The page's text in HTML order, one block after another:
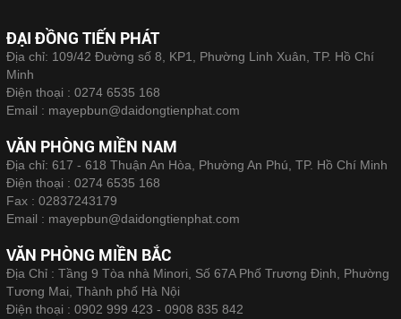
ĐẠI ĐỒNG TIẾN PHÁT
Địa chỉ: 109/42 Đường số 8, KP1, Phường Linh Xuân, TP. Hồ Chí
Minh
Điện thoại : 0274 6535 168
Email : mayepbun@daidongtienphat.com
VĂN PHÒNG MIỀN NAM
Địa chỉ: 617 - 618 Thuận An Hòa, Phường An Phú, TP. Hồ Chí Minh
Điện thoại : 0274 6535 168
Fax : 02837243179
Email : mayepbun@daidongtienphat.com
VĂN PHÒNG MIỀN BẮC
Địa Chỉ : Tầng 9 Tòa nhà Minori, Số 67A Phố Trương Định, Phường
Tương Mai, Thành phố Hà Nội
Điện thoại : 0902 999 423 - 0908 835 842